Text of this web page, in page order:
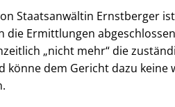
Staatsanwältin Ernstberger
die Ermittlungen
„nicht mehr“ die
könne dem Gericht dazu keine